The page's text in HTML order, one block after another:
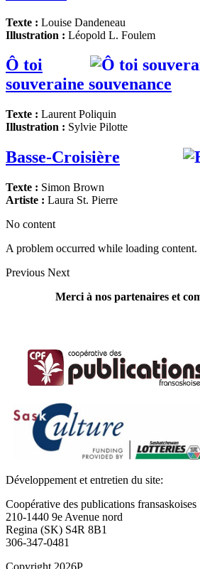
Texte : Louise Dandeneau
Illustration : Léopold L. Foulem
Ô toi
souveraine souvenance
Texte : Laurent Poliquin
Illustration : Sylvie Pilotte
Basse-Croisière
Texte : Simon Brown
Artiste : Laura St. Pierre
No content
A problem occurred while loading content.
Previous Next
Merci à nos partenaires et
Développement et entretien du site:
Coopérative des publications fransaskoises
210-1440 9e Avenue nord
Regina (SK) S4R 8B1
306-347-0481